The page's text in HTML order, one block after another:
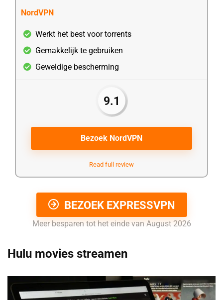
NordVPN
Werkt het best voor torrents
Gemakkelijk te gebruiken
Geweldige bescherming
9.1
Bezoek NordVPN
Read full review
BEZOEK EXPRESSVPN
Meer besparen tot het einde van August 2026
Hulu movies streamen